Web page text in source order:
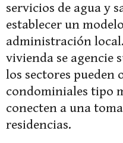
servicios de agua y
establecer un
administración
vivienda se agencie
los sectores pueden
condominiales tipo
conecten a una
residencias.